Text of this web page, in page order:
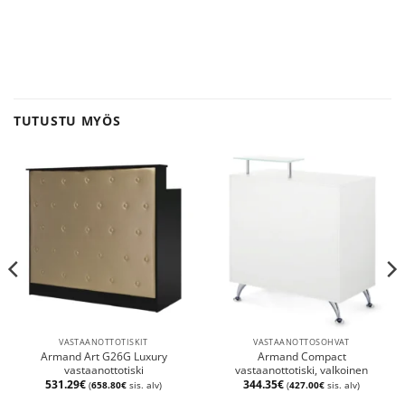
TUTUSTU MYÖS
VASTAANOTTOTISKIT
Armand Art G26G Luxury
vastaanottotiski
531.29€ (658.80€ sis. alv)
VASTAANOTTOSOHVAT
Armand Compact
vastaanottotiski, valkoinen
344.35€ (427.00€ sis. alv)